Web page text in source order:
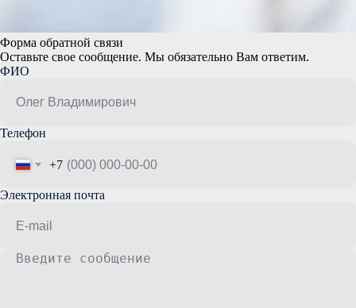
Форма обратной связи
Оставьте свое сообщение. Мы обязательно Вам ответим.
ФИО
Телефон
+7
Электронная почта